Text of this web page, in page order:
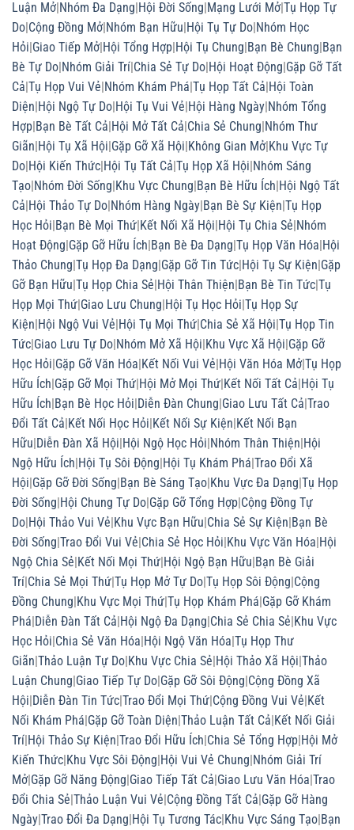
Luận Mở|Nhóm Đa Dạng|Hội Đời Sống|Mạng Lưới Mở|Tụ Họp Tự
Do|Cộng Đồng Mở|Nhóm Bạn Hữu|Hội Tụ Tự Do|Nhóm Học
Hỏi|Giao Tiếp Mở|Hội Tổng Hợp|Hội Tụ Chung|Bạn Bè Chung|Bạn
Bè Tự Do|Nhóm Giải Trí|Chia Sẻ Tự Do|Hội Hoạt Động|Gặp Gỡ Tất
Cả|Tụ Họp Vui Vẻ|Nhóm Khám Phá|Tụ Họp Tất Cả|Hội Toàn
Diện|Hội Ngộ Tự Do|Hội Tụ Vui Vẻ|Hội Hàng Ngày|Nhóm Tổng
Hợp|Bạn Bè Tất Cả|Hội Mở Tất Cả|Chia Sẻ Chung|Nhóm Thư
Giãn|Hội Tụ Xã Hội|Gặp Gỡ Xã Hội|Không Gian Mở|Khu Vực Tự
Do|Hội Kiến Thức|Hội Tụ Tất Cả|Tụ Họp Xã Hội|Nhóm Sáng
Tạo|Nhóm Đời Sống|Khu Vực Chung|Bạn Bè Hữu Ích|Hội Ngộ Tất
Cả|Hội Thảo Tự Do|Nhóm Hàng Ngày|Bạn Bè Sự Kiện|Tụ Họp
Học Hỏi|Bạn Bè Mọi Thứ|Kết Nối Xã Hội|Hội Tụ Chia Sẻ|Nhóm
Hoạt Động|Gặp Gỡ Hữu Ích|Bạn Bè Đa Dạng|Tụ Họp Văn Hóa|Hội
Thảo Chung|Tụ Họp Đa Dạng|Gặp Gỡ Tin Tức|Hội Tụ Sự Kiện|Gặp
Gỡ Bạn Hữu|Tụ Họp Chia Sẻ|Hội Thân Thiện|Bạn Bè Tin Tức|Tụ
Họp Mọi Thứ|Giao Lưu Chung|Hội Tụ Học Hỏi|Tụ Họp Sự
Kiện|Hội Ngộ Vui Vẻ|Hội Tụ Mọi Thứ|Chia Sẻ Xã Hội|Tụ Họp Tin
Tức|Giao Lưu Tự Do|Nhóm Mở Xã Hội|Khu Vực Xã Hội|Gặp Gỡ
Học Hỏi|Gặp Gỡ Văn Hóa|Kết Nối Vui Vẻ|Hội Văn Hóa Mở|Tụ Họp
Hữu Ích|Gặp Gỡ Mọi Thứ|Hội Mở Mọi Thứ|Kết Nối Tất Cả|Hội Tụ
Hữu Ích|Bạn Bè Học Hỏi|Diễn Đàn Chung|Giao Lưu Tất Cả|Trao
Đổi Tất Cả|Kết Nối Học Hỏi|Kết Nối Sự Kiện|Kết Nối Bạn
Hữu|Diễn Đàn Xã Hội|Hội Ngộ Học Hỏi|Nhóm Thân Thiện|Hội
Ngộ Hữu Ích|Hội Tụ Sôi Động|Hội Tụ Khám Phá|Trao Đổi Xã
Hội|Gặp Gỡ Đời Sống|Bạn Bè Sáng Tạo|Khu Vực Đa Dạng|Tụ Họp
Đời Sống|Hội Chung Tự Do|Gặp Gỡ Tổng Hợp|Cộng Đồng Tự
Do|Hội Thảo Vui Vẻ|Khu Vực Bạn Hữu|Chia Sẻ Sự Kiện|Bạn Bè
Đời Sống|Trao Đổi Vui Vẻ|Chia Sẻ Học Hỏi|Khu Vực Văn Hóa|Hội
Ngộ Chia Sẻ|Kết Nối Mọi Thứ|Hội Ngộ Bạn Hữu|Bạn Bè Giải
Trí|Chia Sẻ Mọi Thứ|Tụ Họp Mở Tự Do|Tụ Họp Sôi Động|Cộng
Đồng Chung|Khu Vực Mọi Thứ|Tụ Họp Khám Phá|Gặp Gỡ Khám
Phá|Diễn Đàn Tất Cả|Hội Ngộ Đa Dạng|Chia Sẻ Chia Sẻ|Khu Vực
Học Hỏi|Chia Sẻ Văn Hóa|Hội Ngộ Văn Hóa|Tụ Họp Thư
Giãn|Thảo Luận Tự Do|Khu Vực Chia Sẻ|Hội Thảo Xã Hội|Thảo
Luận Chung|Giao Tiếp Tự Do|Gặp Gỡ Sôi Động|Cộng Đồng Xã
Hội|Diễn Đàn Tin Tức|Trao Đổi Mọi Thứ|Cộng Đồng Vui Vẻ|Kết
Nối Khám Phá|Gặp Gỡ Toàn Diện|Thảo Luận Tất Cả|Kết Nối Giải
Trí|Hội Thảo Sự Kiện|Trao Đổi Hữu Ích|Chia Sẻ Tổng Hợp|Hội Mở
Kiến Thức|Khu Vực Sôi Động|Hội Vui Vẻ Chung|Nhóm Giải Trí
Mở|Gặp Gỡ Năng Động|Giao Tiếp Tất Cả|Giao Lưu Văn Hóa|Trao
Đổi Chia Sẻ|Thảo Luận Vui Vẻ|Cộng Đồng Tất Cả|Gặp Gỡ Hàng
Ngày|Trao Đổi Đa Dạng|Hội Tụ Tương Tác|Khu Vực Sáng Tạo|Bạn